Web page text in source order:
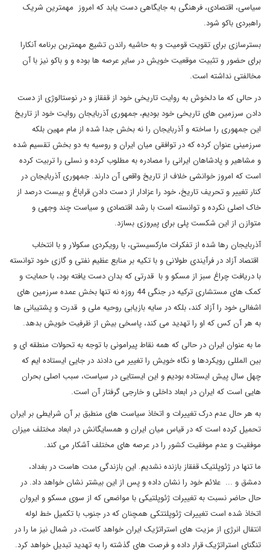
سیاسی، اقتصادی، فرهنگی به جایگاهی دست یابد که امروز مهمترین شریک
راهبردی باکو شود.
بسترسازی برای تقویت قومیت و به حاشیه راندن تشیع مهمترین برنامه آنکارا
برای حضور و تثبیت موقعیت خویش در سایر عرصه ها بوده و و باکو نیز با آن
مخالفتی نداشته است.
در حالی که ما دلخوش به روایت تاریخی خود از قفقاز و در نوستالوژی از دست
دادن سرزمین های تاریخی خود بودیم، جمهوری آذربایجان روایت خود از تاریخ
این جمهوری را ساخته و آذربایجان را نه بخش جدا شده از مام مهین بلکه
سرزمینی عنوان کرده که در توافقی میان ایران و روسیه به دو بخش تقسیم شده
و مشاهیر و پادشاهان ایرانی را مصادره به مطلوب کرده و نسلی را تربیت کرده
است که امروز خوانشی خلاف از تاریخ واقعی آن دارند. جمهوری آذربایجان در
کنار تغییر و تحریف تاریخ، خود را عزادار از دست دادن قراباغ و بیست درصد از
خاک اصلی نکرده و توانسته است با رشد اقتصادی و سیاست چند وجهی و
متوازن از این شکست پلی برای پیروزی بسازد.
آذربایجان رها شده از تفکرات مارکسیستی، با رویکردی سکولار و با انتخاب
اقتصاد آزاد در فرآیندی طولانی و با تکیه بر منابع عظیم نفتی و گازی خود توانسته
با دریافت چراغ سبز از مسکو و با قدرتی که بدان دست یافته بود، با حمایت و
کمک های مستشاری ترکیه در جنگی 44 روزه نه تنها بخش عمده سرزمین های
اشغالی خود را آزاد کند، بلکه در سایه بازیابی روحیه ملی و قدرت و پشتیبانی ها
به هر آن کس که او را تهدید می کند، پاسخی بیش از ظرفیت خویش بدهد.
ما به عنوان ایران در حالی که همه نقاط پیرامونی با توجه به تحولات منطقه ای و
بین المللی رویکردها و نگاه خویش را تغییر می دادند در جایی ایستاده ایم که
چهل سال پیش ایستاده بودیم و این ایستایی در سیاست، سبب اصلی بحران
هایی است که ایران در ابعاد داخلی و خارجی گرفتار آن است.
به هر حال عدم درک تغییرات و اتخاذ سیاست های منطبق بر آن شرایطی بر ایران
تحمیل کرده است که در قیاس میان ایران و همسایگانش در ابعاد مختلف میزان
موفقیت و عدم موفقیت کشور را در عرصه های مختلف آشکار می کند.
ما تنها در ژئوپلتیک قفقاز بازنده نشدیم. این بازندگی مدت هاست در بغداد،
دمشق و ... علائم خود را نشان داده و پس از این بیشتر نشان خواهد داد. در
حال حاضر نسبت به تغییرات ژئوپلتیکی با مواضعی که از سوی مسکو و ایروان
اتخاذ شده است تغییرات ژئوپلتتکی همچنان که در جنوب با تکمیل خط لوله
انتقال انرژی از مزیت های استراتژیک ایران خواهد کاست، در شمال نیز ما را در
تنگنای استراتژیک قرار داده و فرصت های گذشته را به تهدید تبدیل خواهد کرد.